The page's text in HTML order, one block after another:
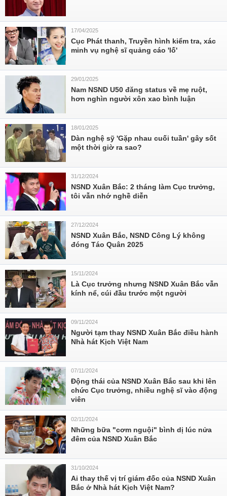
17/04/2025
Cục Phát thanh, Truyền hình kiểm tra, xác
minh vụ nghệ sĩ quảng cáo 'lố'
29/01/2025
Nam NSND U50 đăng status về mẹ ruột,
hơn nghìn người xôn xao bình luận
18/01/2025
Dàn nghệ sỹ 'Gặp nhau cuối tuần' gây sốt
một thời giờ ra sao?
31/12/2024
NSND Xuân Bắc: 2 tháng làm Cục trưởng,
tôi vẫn nhớ nghề diễn
27/12/2024
NSND Xuân Bắc, NSND Công Lý không
đóng Táo Quân 2025
15/11/2024
Là Cục trưởng nhưng NSND Xuân Bắc vẫn
kính nể, cúi đầu trước một người
09/11/2024
Người tạm thay NSND Xuân Bắc điều hành
Nhà hát Kịch Việt Nam
07/11/2024
Động thái của NSND Xuân Bắc sau khi lên
chức Cục trưởng, nhiều nghệ sĩ vào động
viên
02/11/2024
Những bữa "cơm nguội" bình dị lúc nửa
đêm của NSND Xuân Bắc
31/10/2024
Ai thay thế vị trí giám đốc của NSND Xuân
Bắc ở Nhà hát Kịch Việt Nam?